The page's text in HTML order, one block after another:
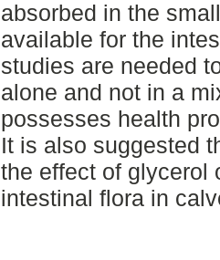
absorbed in the
available for the
studies are needed
alone and not in a
possesses health
It is also suggested
the effect of glycerol
intestinal flora in